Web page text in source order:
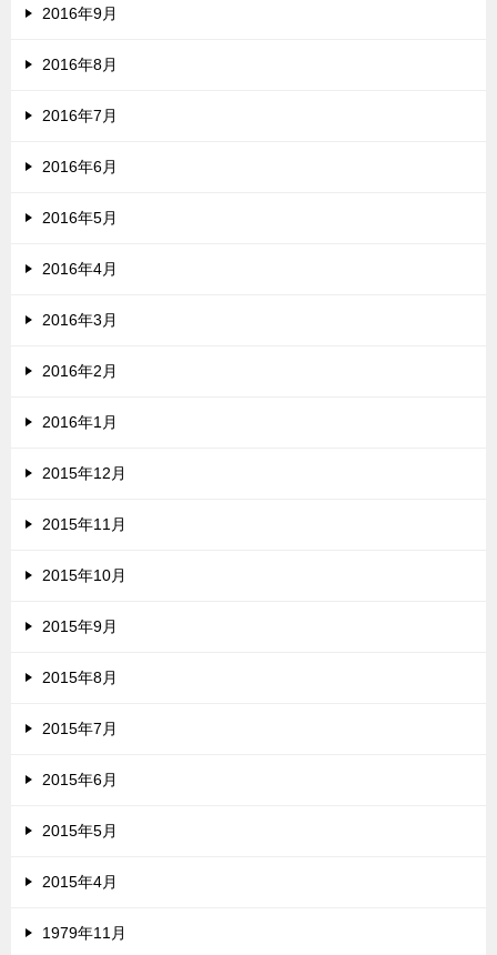
2016年9月
2016年8月
2016年7月
2016年6月
2016年5月
2016年4月
2016年3月
2016年2月
2016年1月
2015年12月
2015年11月
2015年10月
2015年9月
2015年8月
2015年7月
2015年6月
2015年5月
2015年4月
1979年11月